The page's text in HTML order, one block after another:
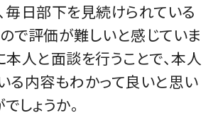
毎日部下を見続けられている
で評価が難しいと感じていま
本人と面談を行うことで、本人
る内容もわかって良いと思い
しょうか。